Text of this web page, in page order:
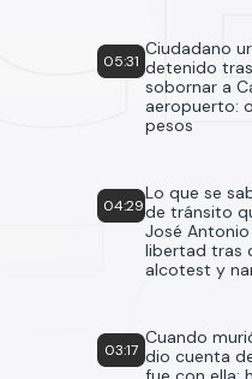
05:31
Ciudadano
detenido
sobornar a
aeropuerto:
pesos
04:29
Lo que se
de tránsito
José
libertad tras
alcotest y
03:17
Cuando
dio cuenta